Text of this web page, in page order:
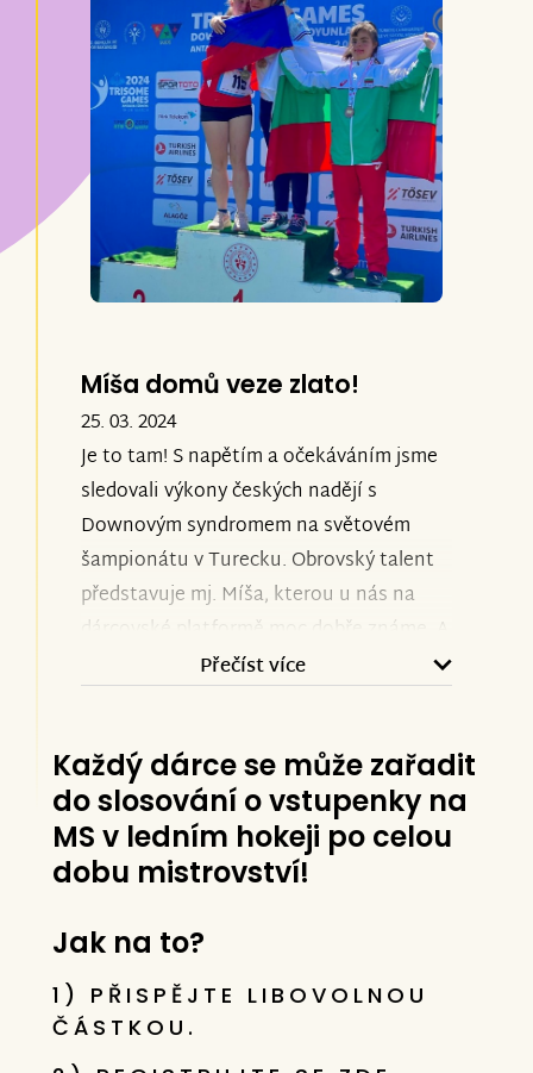
Míša domů veze zlato!
25. 03. 2024
Je to tam! S napětím a očekáváním jsme
sledovali výkony českých nadějí s
Downovým syndromem na světovém
šampionátu v Turecku. Obrovský talent
představuje mj. Míša, kterou u nás na
dárcovské platformě moc dobře známe. A
taky, že Míša nezklamala, domů veze
Míša stanula na MS trisomegames 2024
za skvělé výsledky v trojboji na stupni
vítězů společně s Italkou Nicole Orlando.
Ve stejném čase se raduje hned ze čtyř
v Ostravě také Michalčin bratr David,
který zvítězil ve všech vypsaných
disciplínách (běh na 60m, skok daleký,
vrhu koulí a běhu na 200m). Česká
Přečíst více
Každý dárce se může zařadit
do slosování o vstupenky na
MS v ledním hokeji po celou
dobu mistrovství!
Jak na to?
1) PŘISPĚJTE LIBOVOLNOU
ČÁSTKOU.